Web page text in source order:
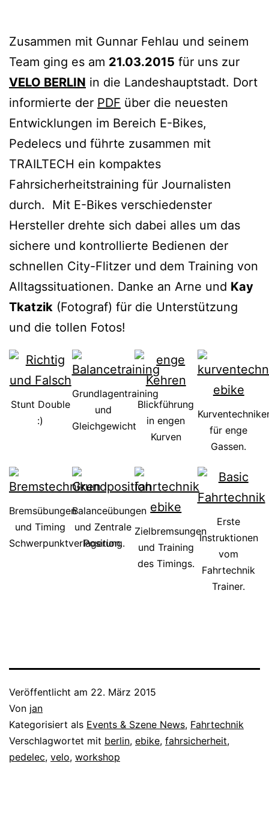
Zusammen mit Gunnar Fehlau und seinem
Team ging es am 21.03.2015 für uns zur
VELO BERLIN in die Landeshauptstadt. Dort
informierte der PDF über die neuesten
Entwicklungen im Bereich E-Bikes,
Pedelecs und führte zusammen mit
TRAILTECH ein kompaktes
Fahrsicherheitstraining für Journalisten
durch. Mit E-Bikes verschiedenster
Hersteller drehte sich dabei alles um das
sichere und kontrollierte Bedienen der
schnellen City-Flitzer und dem Training von
Alltagssituationen. Danke an Arne und Kay
Tkatzik (Fotograf) für die Unterstützung
und die tollen Fotos!
Stunt Double
:)
Grundlagentraining
und
Gleichgewicht
Blickführung
in engen
Kurven
für enge
Gassen.
Bremsübungen
und Timing
Schwerpunktverlagerung.
Balanceübungen
und Zentrale
Position.
Zielbremsungen
und Training
des Timings.
Erste
Instruktionen
vom
Fahrtechnik
Trainer.
Veröffentlicht am 22. März 2015
Von jan
Kategorisiert als Events & Szene News, Fahrtechnik
Verschlagwortet mit berlin, ebike, fahrsicherheit,
pedelec, velo, workshop